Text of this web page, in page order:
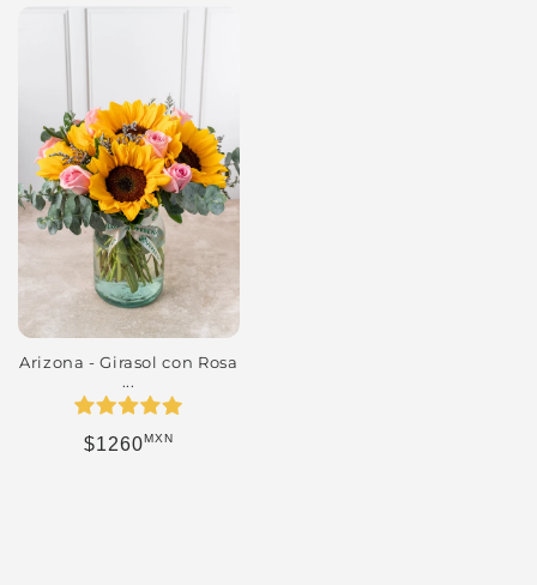
Arizona - Girasol con Rosa
...
Precio habitual
$1260MXN